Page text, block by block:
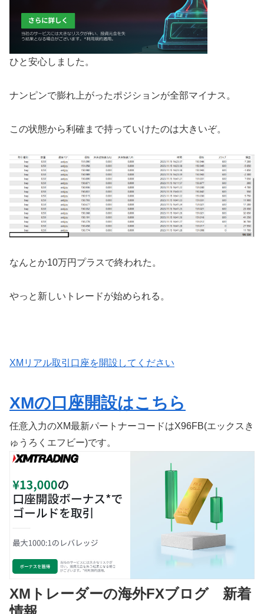
ひと安心しました。
ナンピンで膨れ上がったポジションが全部マイナス。
この状態から利確まで持っていけたのは大きいぞ。
なんとか10万円プラスで終われた。
やっと新しいトレードが始められる。
XMリアル取引口座を開設してください
XMの口座開設はこちら
任意入力のXM最新パートナーコードはX96FB(エックスき
ゅうろくエフビー)です。
XMトレーダーの海外FXブログ 新着